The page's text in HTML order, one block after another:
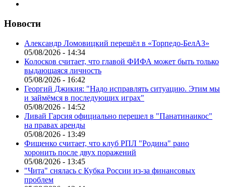
Новости
Александр Ломовицкий перешёл в «Торпедо-БелАЗ»
05/08/2026 - 14:34
Колосков считает, что главой ФИФА может быть только
выдающаяся личность
05/08/2026 - 16:42
Георгий Джикия: "Надо исправлять ситуацию. Этим мы
и займёмся в последующих играх"
05/08/2026 - 14:52
Ливай Гарсия официально перешел в "Панатинаикос"
на правах аренды
05/08/2026 - 13:49
Фищенко считает, что клуб РПЛ "Родина" рано
хоронить после двух поражений
05/08/2026 - 13:45
"Чита" снялась с Кубка России из-за финансовых
проблем